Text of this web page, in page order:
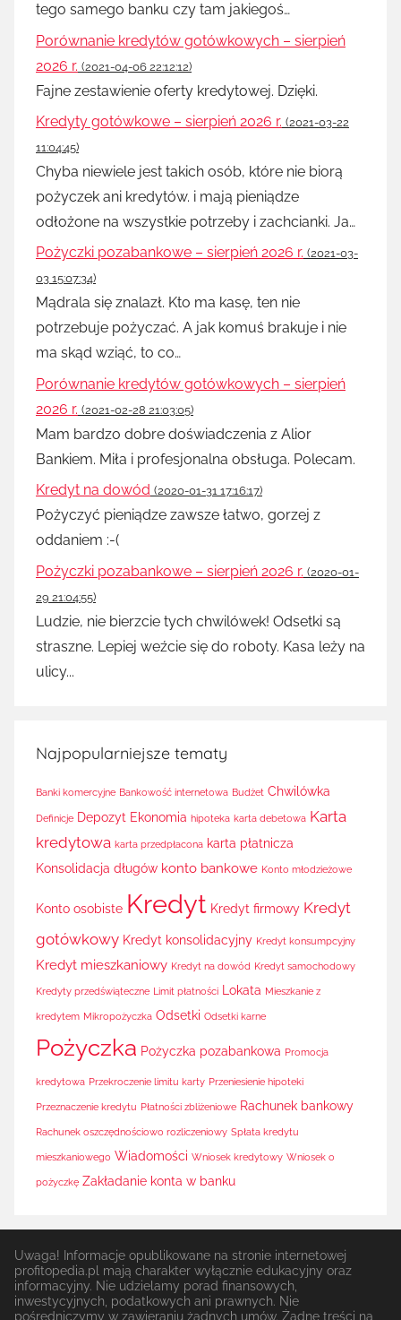
tego samego banku czy tam jakiegoś…
Porównanie kredytów gotówkowych – sierpień
2026 r. (2021-04-06 22:12:12)
Fajne zestawienie oferty kredytowej. Dzięki.
Kredyty gotówkowe – sierpień 2026 r. (2021-03-22
11:04:45)
Chyba niewiele jest takich osób, które nie biorą
pożyczek ani kredytów. i mają pieniądze
odłożone na wszystkie potrzeby i zachcianki. Ja…
Pożyczki pozabankowe – sierpień 2026 r. (2021-03-
03 15:07:34)
Mądrala się znalazł. Kto ma kasę, ten nie
potrzebuje pożyczać. A jak komuś brakuje i nie
ma skąd wziąć, to co…
Porównanie kredytów gotówkowych – sierpień
2026 r. (2021-02-28 21:03:05)
Mam bardzo dobre doświadczenia z Alior
Bankiem. Miła i profesjonalna obsługa. Polecam.
Kredyt na dowód (2020-01-31 17:16:17)
Pożyczyć pieniądze zawsze łatwo, gorzej z
oddaniem :-(
Pożyczki pozabankowe – sierpień 2026 r. (2020-01-
29 21:04:55)
Ludzie, nie bierzcie tych chwilówek! Odsetki są
straszne. Lepiej weźcie się do roboty. Kasa leży na
ulicy...
Najpopularniejsze tematy
Banki komercyjne Bankowość internetowa Budżet Chwilówka
Definicje Depozyt Ekonomia hipoteka karta debetowa Karta
kredytowa karta przedpłacona karta płatnicza
Konsolidacja długów konto bankowe Konto młodzieżowe
Konto osobiste Kredyt Kredyt firmowy Kredyt
gotówkowy Kredyt konsolidacyjny Kredyt konsumpcyjny
Kredyt mieszkaniowy Kredyt na dowód Kredyt samochodowy
Kredyty przedświąteczne Limit płatności Lokata Mieszkanie z
kredytem Mikropożyczka Odsetki Odsetki karne
Pożyczka Pożyczka pozabankowa Promocja
kredytowa Przekroczenie limitu karty Przeniesienie hipoteki
Przeznaczenie kredytu Płatności zbliżeniowe Rachunek bankowy
Rachunek oszczędnościowo rozliczeniowy Spłata kredytu
mieszkaniowego Wiadomości Wniosek kredytowy Wniosek o
pożyczkę Zakładanie konta w banku
Uwaga! Informacje opublikowane na stronie internetowej
profitopedia.pl mają charakter wyłącznie edukacyjny oraz
informacyjny. Nie udzielamy porad finansowych,
inwestycyjnych, podatkowych ani prawnych. Nie
pośredniczymy w zawieraniu żadnych umów. Żadne treści na